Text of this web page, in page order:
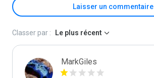
Laisser un commentaire
Classer par : Le plus récent
MarkGiles